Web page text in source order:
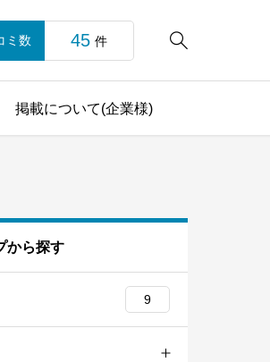

ミ数 45 件
掲載について(企業様)
から探す
9